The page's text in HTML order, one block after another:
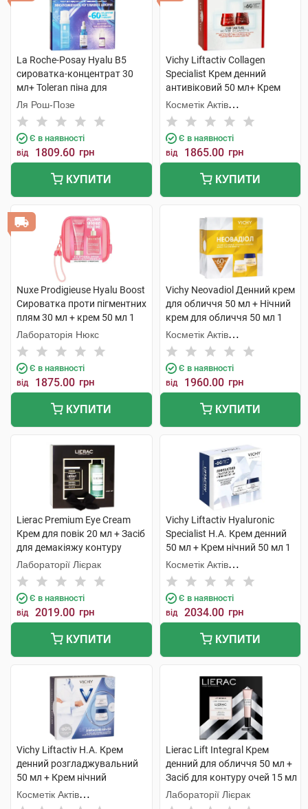
La Roche-Posay Hyalu B5
сироватка-концентрат 30
мл+ Toleran піна для
очищення шкіри 150 мл +
подарунок 1 набір
Ля Рош-Позе
Є в наявності
від 1809.60 грн
КУПИТИ
Vichy Liftactiv Collagen
Specialist Крем денний
антивіковий 50 мл+ Крем
нічний антивіковий 50 мл 1
набір
Косметік Актів
Інтернаціональ
Є в наявності
від 1865.00 грн
КУПИТИ
Nuxe Prodigieuse Hyalu Boost
Сироватка проти пігментних
плям 30 мл + крем 50 мл 1
набір
Лабораторія Нюкс
Є в наявності
від 1875.00 грн
КУПИТИ
Vichy Neovadiol Денний крем
для обличчя 50 мл + Нічний
крем для обличчя 50 мл 1
набір
Косметік Актів
Інтернаціональ
Є в наявності
від 1960.00 грн
КУПИТИ
Lierac Premium Eye Cream
Крем для повік 20 мл + Засіб
для демакіяжу контуру
очей100мл 1 набір
Лабораторії Лієрак
Є в наявності
від 2019.00 грн
КУПИТИ
Vichy Liftactiv Hyaluronic
Specialist H.A. Крем денний
50 мл + Крем нічний 50 мл 1
набір
Косметік Актів
Інтернаціональ
Є в наявності
від 2034.00 грн
КУПИТИ
Vichy Liftactiv H.A. Крем
денний розгладжувальний
50 мл + Крем нічний
розгладжувальний 50 мл 1
набір
Косметік Актів
Lierac Lift Integral Крем
денний для обличчя 50 мл +
Засіб для контуру очей 15 мл
1 набір
Лабораторії Лієрак